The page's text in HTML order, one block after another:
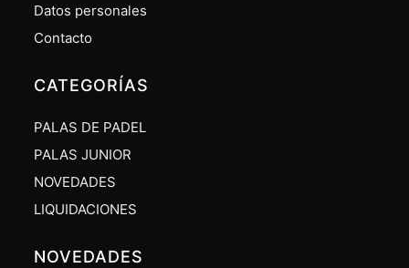
Datos personales
Contacto
CATEGORÍAS
PALAS DE PADEL
PALAS JUNIOR
NOVEDADES
LIQUIDACIONES
NOVEDADES